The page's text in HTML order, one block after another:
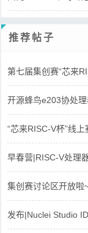
推荐帖子
第七届集创赛“芯来
开源蜂鸟e203协处
“芯来RISC-V杯”线
早春营|RISC-V处理
集创赛讨论区开放啦
发布|Nuclei Studio